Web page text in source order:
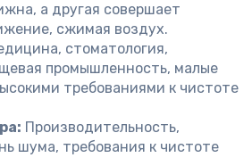
а другая совершает
сжимая воздух.
стоматология,
промышленность, малые
требованиями к чистоте
Производительность,
шума, требования к чистоте